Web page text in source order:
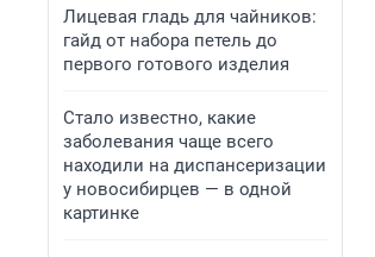
Лицевая гладь для чайников:
гайд от набора петель до
первого готового изделия
Стало известно, какие
заболевания чаще всего
находили на диспансеризации
у новосибирцев — в одной
картинке